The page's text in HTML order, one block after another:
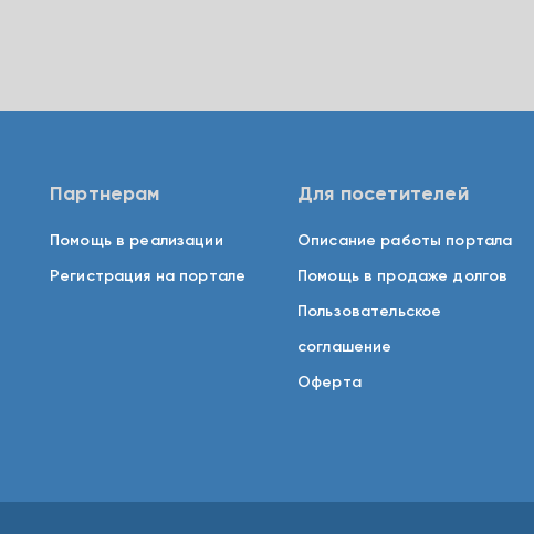
Партнерам
Помощь в реализации
Регистрация на портале
Для посетителей
Описание работы портала
Помощь в продаже долгов
Пользовательское
соглашение
Оферта